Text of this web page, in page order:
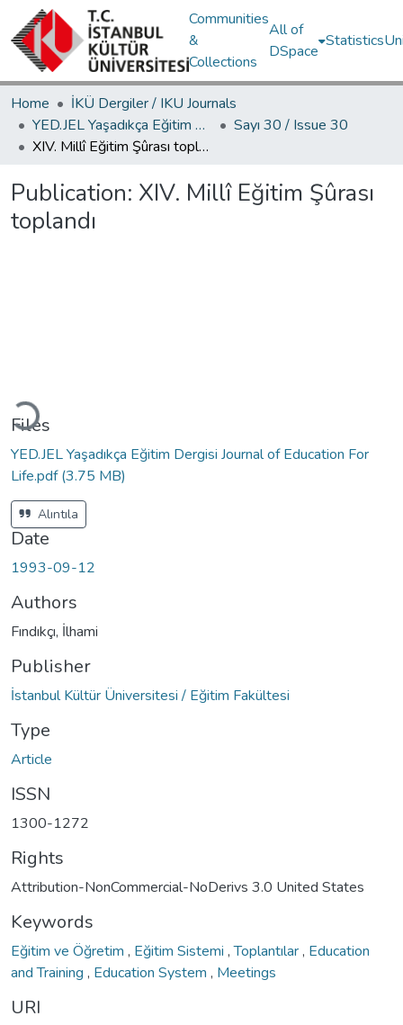
Communities
&
Collections
All of
DSpace
Statistics
Home
İKÜ Dergiler / IKU Journals
YED.JEL Yaşadıkça Eğitim Dergisi / Journal of Education For Life
Sayı 30 / Issue 30
XIV. Millî Eğitim Şûrası toplandı
Publication: XIV. Millî Eğitim Şûrası
toplandı
Loading...
Files
YED.JEL Yaşadıkça Eğitim Dergisi Journal of Education For
Life.pdf(3.75 MB)
Alıntıla
Date
1993-09-12
Authors
Fındıkçı, İlhami
Publisher
İstanbul Kültür Üniversitesi / Eğitim Fakültesi
Type
Article
ISSN
1300-1272
Rights
Attribution-NonCommercial-NoDerivs 3.0 United States
Keywords
Eğitim ve Öğretim , Eğitim Sistemi ,Toplantılar, Education
and Training , Education System , Meetings
URI